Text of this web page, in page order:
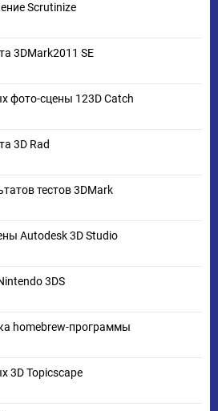
Scrutinize
3DMark2011 SE
фото-сцены 123D Catch
3D Rad
тестов 3DMark
Autodesk 3D Studio
3DS
homebrew-программы
3D Topicscape